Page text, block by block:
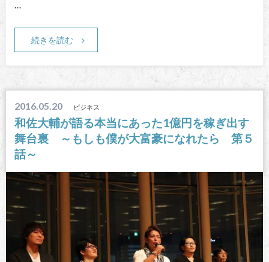
…
続きを読む
2016.05.20 ビジネス
和佐大輔が語る本当にあった1億円を稼ぎ出す
舞台裏 ～もしも僕が大富豪になれたら 第５
話～